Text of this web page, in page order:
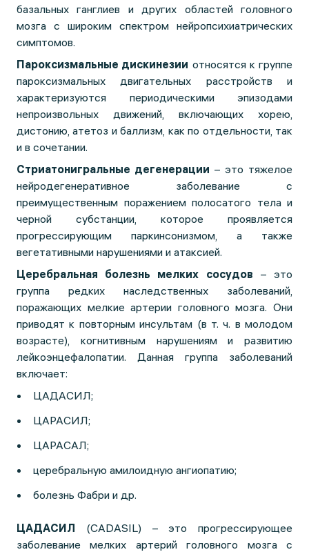
базальных ганглиев и других областей головного
мозга с широким спектром нейропсихиатрических
симптомов.
Пароксизмальные дискинезии относятся к группе
пароксизмальных двигательных расстройств и
характеризуются периодическими эпизодами
непроизвольных движений, включающих хорею,
дистонию, атетоз и баллизм, как по отдельности, так
и в сочетании.
Стриатонигральные дегенерации – это тяжелое
нейродегенеративное заболевание с
преимущественным поражением полосатого тела и
черной субстанции, которое проявляется
прогрессирующим паркинсонизмом, а также
вегетативными нарушениями и атаксией.
Церебральная болезнь мелких сосудов – это
группа редких наследственных заболеваний,
поражающих мелкие артерии головного мозга. Они
приводят к повторным инсультам (в т. ч. в молодом
возрасте), когнитивным нарушениям и развитию
лейкоэнцефалопатии. Данная группа заболеваний
включает:
ЦАДАСИЛ;
ЦАРАСИЛ;
ЦАРАСАЛ;
церебральную амилоидную ангиопатию;
болезнь Фабри и др.
ЦАДАСИЛ (CADASIL) – это прогрессирующее
заболевание мелких артерий головного мозга с